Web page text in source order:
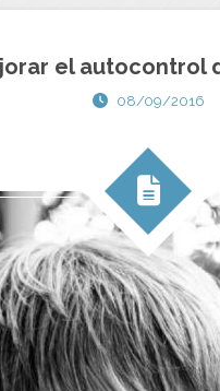
el autocontrol
08/09/2016